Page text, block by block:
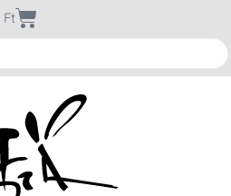
Ft